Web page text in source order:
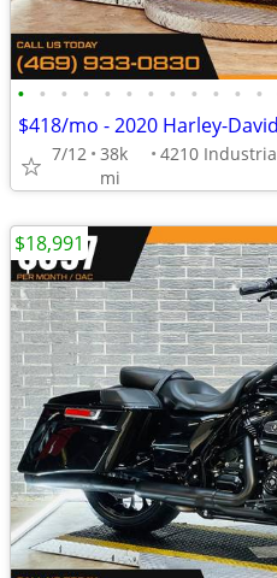
• • • • • • • • • • • •
$418/mo - 2020 Harley-
7/12 38k
mi
$18,991